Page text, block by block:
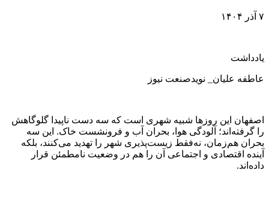
۷ آذر ۱۴۰۴
یادداشت
عاطفه علیان_ نویدصنعت نیوز
اصفهان این روزها شبیه شهری است که سه دست ناپیدا گلوگاهش
را گرفته‌اند؛ آلودگی هوا، بحران آب و فرونشست خاک. این سه
بحران هم‌زمان، نه‌فقط زیست‌پذیری شهر را تهدید می‌کنند، بلکه
آینده اقتصادی و اجتماعی آن را هم در وضعیت نامطمئن قرار
داده‌اند.